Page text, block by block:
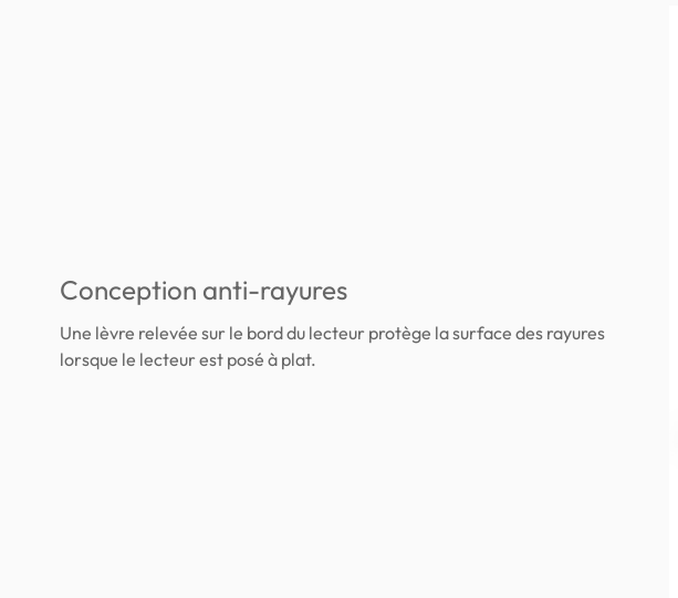
Conception anti-rayures
Une lèvre relevée sur le bord du lecteur protège la surface des rayures
lorsque le lecteur est posé à plat.